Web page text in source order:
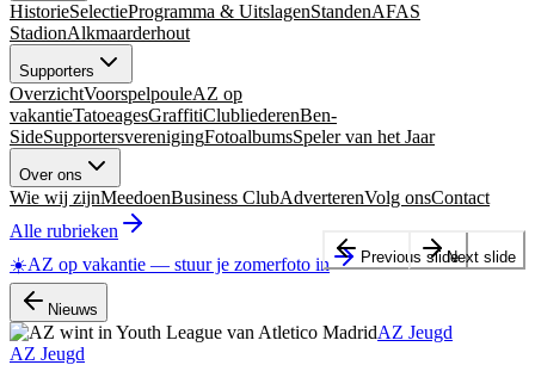
HistorieSelectieProgramma & UitslagenStandenAFAS
StadionAlkmaarderhout
Supporters
OverzichtVoorspelpouleAZ op
vakantieTatoeagesGraffitiClubliederenBen-
SideSupportersverenigingFotoalbumsSpeler van het Jaar
Over ons
Wie wij zijnMeedoenBusiness ClubAdverterenVolg onsContact
Alle rubrieken
☀️AZ op vakantie — stuur je zomerfoto in
Nieuws
AZ Jeugd
AZ Jeugd
Previous slideNext slide